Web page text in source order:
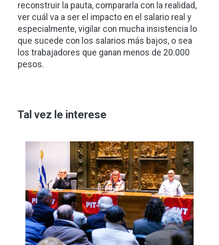
reconstruir la pauta, compararla con la realidad,
ver cuál va a ser el impacto en el salario real y
especialmente, vigilar con mucha insistencia lo
que sucede con los salarios más bajos, o sea
los trabajadores que ganan menos de 20.000
pesos.
Tal vez le interese
Imagen